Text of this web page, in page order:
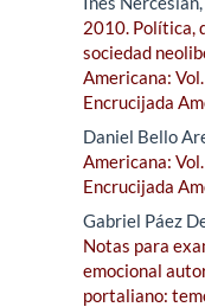
2010. Política,
sociedad
Americana:
Encrucijada
Daniel Bello
Americana:
Encrucijada
Gabriel Páez
Notas para
emocional
portaliano: